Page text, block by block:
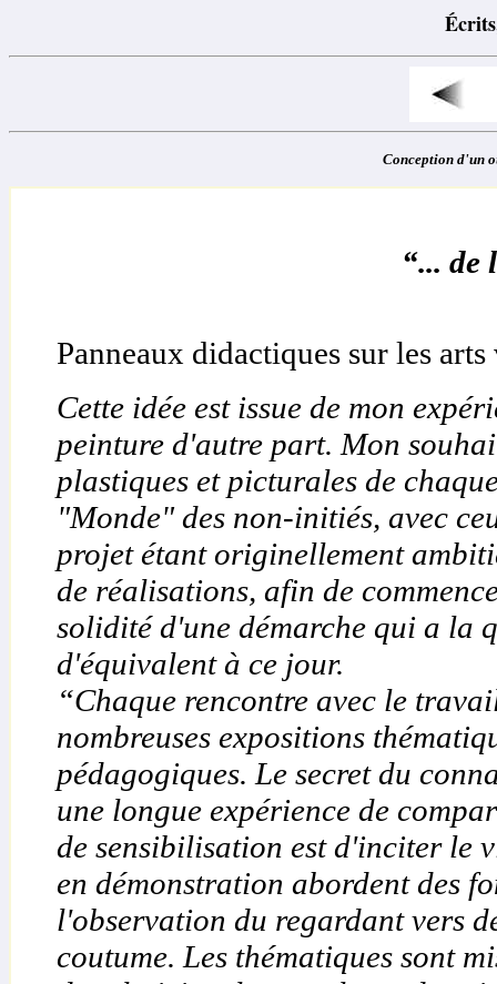
Conception d'un
“... de
Panneaux didactiques sur les arts
Cette idée est issue de mon
peinture d'autre part. Mon
plastiques et picturales de
"Monde" des non-initiés, avec
projet étant originellement
de réalisations, afin de
solidité d'une démarche qui a la
d'équivalent à ce jour.
“Chaque rencontre avec le
nombreuses expositions
pédagogiques. Le secret du
une longue expérience de
de sensibilisation est d'inciter le
en démonstration abordent des
l'observation du regardant vers
coutume. Les thématiques sont